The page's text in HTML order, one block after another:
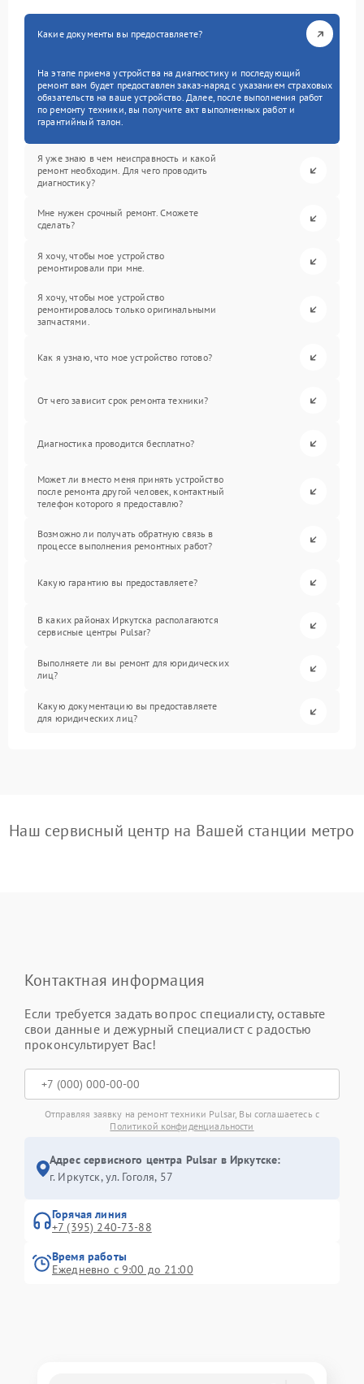
Какие документы вы предоставляете?
На этапе приема устройства на диагностику и последующий
ремонт вам будет предоставлен заказ-наряд с указанием страховых
обязательств на ваше устройство. Далее, после выполнения работ
по ремонту техники, вы получите акт выполненных работ и
гарантийный талон.
Я уже знаю в чем неисправность и какой
ремонт необходим. Для чего проводить
диагностику?
Мне нужен срочный ремонт. Сможете
сделать?
Я хочу, чтобы мое устройство
ремонтировали при мне.
Я хочу, чтобы мое устройство
ремонтировалось только оригинальными
запчастями.
Как я узнаю, что мое устройство готово?
От чего зависит срок ремонта техники?
Диагностика проводится бесплатно?
Может ли вместо меня принять устройство
после ремонта другой человек, контактный
телефон которого я предоставлю?
Возможно ли получать обратную связь в
процессе выполнения ремонтных работ?
Какую гарантию вы предоставляете?
В каких районах Иркутска располагаются
сервисные центры Pulsar?
Выполняете ли вы ремонт для юридических
лиц?
Какую документацию вы предоставляете
для юридических лиц?
Наш сервисный центр на Вашей станции метро
Контактная информация
Если требуется задать вопрос специалисту, оставьте
свои данные и дежурный специалист с радостью
проконсультирует Вас!
Отправляя заявку на ремонт техники Pulsar, Вы соглашаетесь с
Политикой конфиденциальности
Адрес сервисного центра Pulsar в Иркутске:
г. Иркутск, ул. ​Гоголя, 57
Горячая линия
+7 (395) 240-73-88
Время работы
Ежедневно с 9:00 до 21:00